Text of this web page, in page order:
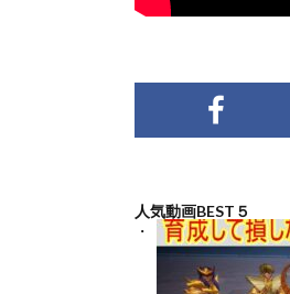
人気動画BEST５